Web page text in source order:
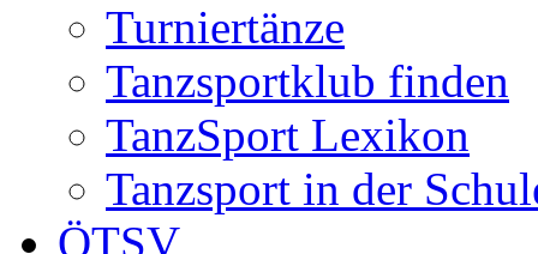
Turniertänze
Tanzsportklub finden
TanzSport Lexikon
Tanzsport in der
ÖTSV